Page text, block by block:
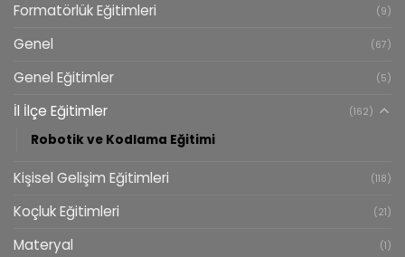
Formatörlük Eğitimleri (9)
Genel (67)
Genel Eğitimler (5)
İl İlçe Eğitimler (162)
Robotik ve Kodlama Eğitimi
Kişisel Gelişim Eğitimleri (118)
Koçluk Eğitimleri (21)
Materyal (1)